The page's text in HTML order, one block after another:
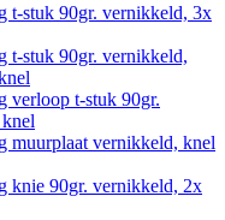
t-stuk 90gr. vernikkeld, 3x
t-stuk 90gr. vernikkeld,
verloop t-stuk 90gr.
muurplaat vernikkeld, knel
knie 90gr. vernikkeld, 2x